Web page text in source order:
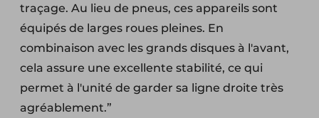
traçage. Au lieu de pneus, ces appareils sont
équipés de larges roues pleines. En
combinaison avec les grands disques à l'avant,
cela assure une excellente stabilité, ce qui
permet à l'unité de garder sa ligne droite très
agréablement.”